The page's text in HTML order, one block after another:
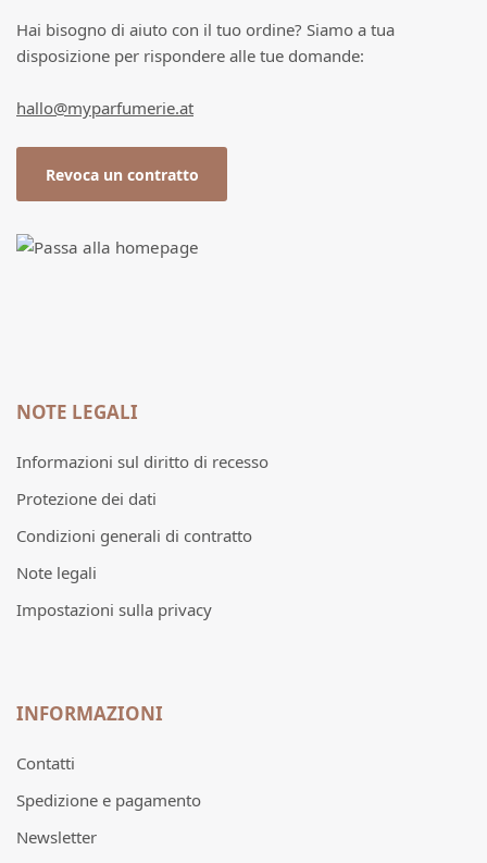
Hai bisogno di aiuto con il tuo ordine? Siamo a tua
disposizione per rispondere alle tue domande:
hallo@myparfumerie.at
Revoca un contratto
NOTE LEGALI
Informazioni sul diritto di recesso
Protezione dei dati
Condizioni generali di contratto
Note legali
Impostazioni sulla privacy
INFORMAZIONI
Contatti
Spedizione e pagamento
Newsletter